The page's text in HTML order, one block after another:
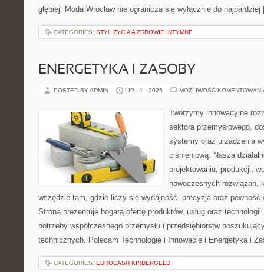
głębiej. Moda Wrocław nie ogranicza się wyłącznie do
CATEGORIES: STYL ŻYCIA A ZDROWIE INTYMNE
ENERGETYKA I ZASOBY
POSTED BY ADMIN LIP - 1 - 2026 MOŻLIWOŚĆ
Tworzymy innowacyjne
sektora przemysłowego,
systemy oraz urządzenia
ciśnieniową. Nasza
projektowaniu, produkcji,
nowoczesnych rozwiązań,
wszędzie tam, gdzie liczy się wydajność, precyzja oraz pewność
Strona prezentuje bogatą ofertę produktów, usług oraz
potrzeby współczesnego przemysłu i przedsiębiorstw
technicznych. Polecam Technologie i Innowacje i Energetyka i
CATEGORIES: EUROCASH KINDERGELD